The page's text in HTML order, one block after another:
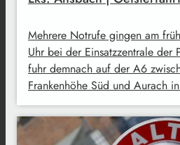
Mehrere Notrufe gingen am
Uhr bei der Einsatzzentrale
fuhr demnach auf der A6
Frankenhöhe Süd und Aurach